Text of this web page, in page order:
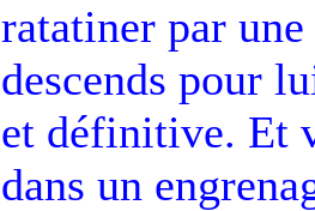
ratatiner par
descends pour
et définitive. Et
dans un